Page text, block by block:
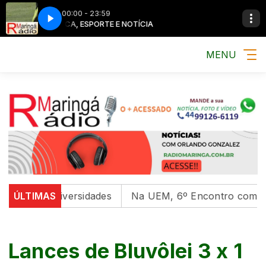
00:00 - 23:59
MÚSICA, ESPORTE E NOTÍCIA
MENU
ÚLTIMAS
em universidades Na UEM, 6º Encontro com as
Lances de Bluvôlei 3 x 1